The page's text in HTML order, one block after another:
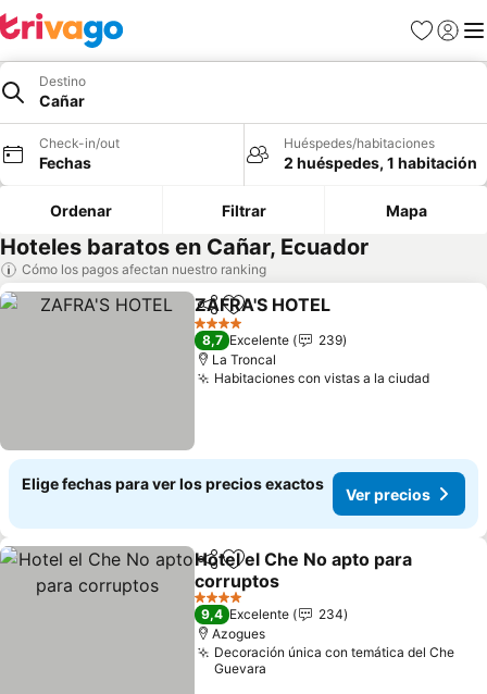
Favoritos
Iniciar
Destino
Cañar
Check-in/out
Fechas
Huéspedes/habitaciones
2 huéspedes, 1 habitación
Ordenar Filtrar Mapa
Hoteles baratos en Cañar, Ecuador
Cómo los pagos afectan nuestro ranking
CompartirAgregar a favoritos
ZAFRA'S HOTEL
4 Estrellas
8,7 Excelente
239
La Troncal
Habitaciones con vistas a la ciudadVer
Elige fechas para ver los precios exactos
Ver precios
CompartirAgregar a favoritos
Hotel el Che No apto para
corruptos
Ver precios
4 Estrellas
9,4 Excelente
234
Azogues
Decoración única con temática del Che
Guevara